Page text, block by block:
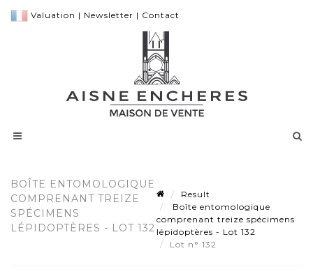
Valuation | Newsletter | Contact
BOÎTE ENTOMOLOGIQUE
COMPRENANT TREIZE
SPÉCIMENS
LÉPIDOPTÈRES - LOT 132
Result
Boîte entomologique
comprenant treize spécimens
lépidoptères - Lot 132
Lot n° 132